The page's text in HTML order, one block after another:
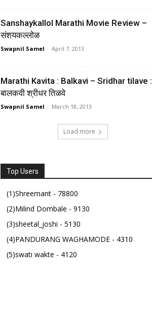
Sanshaykallol Marathi Movie Review –
संशयकल्लोळ
Swapnil Samel - April 7, 2013
Marathi Kavita : Balkavi – Sridhar tilave :
बालकवी श्रीधर तिळवे
Swapnil Samel - March 18, 2013
Load more
Top Users
(1)Shreemant - 78800
(2)Milind Dombale - 9130
(3)sheetal_joshi - 5130
(4)PANDURANG WAGHAMODE - 4310
(5)swati wakte - 4120